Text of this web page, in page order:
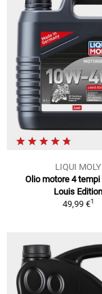
LIQUI MOLY
Olio motore 4 tempi
Louis Edition
49,99 €1